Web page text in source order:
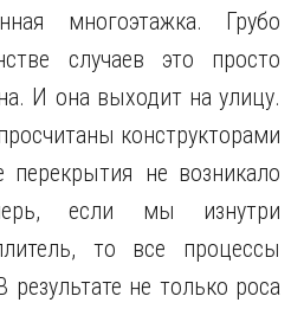
многоэтажка. Грубо
случаев это просто
И она выходит на улицу.
конструкторами
не возникало
если мы изнутри
то все процессы
результате не только роса